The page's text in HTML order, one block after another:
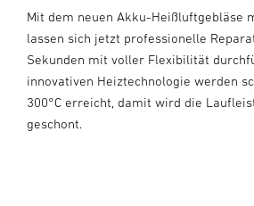
Mit dem neuen Akku-Heißluftgebläse
lassen sich jetzt professionelle
Sekunden mit voller Flexibilität
innovativen Heiztechnologie werden
300°C erreicht, damit wird die
geschont.